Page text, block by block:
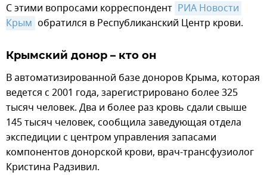
С этими вопросами корреспондент РИА Новости
Крым обратился в Республиканский Центр крови.
Крымский донор – кто он
В автоматизированной базе доноров Крыма, которая
ведется с 2001 года, зарегистрировано более 325
тысяч человек. Два и более раз кровь сдали свыше
145 тысяч человек, сообщила заведующая отдела
экспедиции с центром управления запасами
компонентов донорской крови, врач-трансфузиолог
Кристина Радзивил.